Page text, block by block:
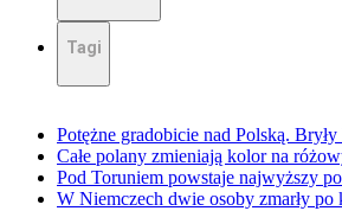
Tagi
Potężne gradobicie nad Polską.
Całe polany zmieniają kolor na
Pod Toruniem powstaje najwyższy
W Niemczech dwie osoby zmarły